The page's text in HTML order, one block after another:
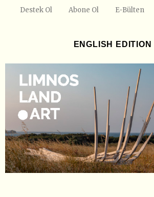
Destek Ol Abone Ol E-Bülten
ENGLISH